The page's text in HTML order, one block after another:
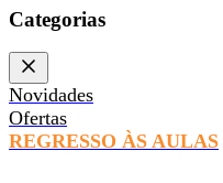
Categorias
Novidades
Ofertas
REGRESSO ÀS AULAS